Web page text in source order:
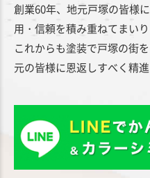
創業60年、地元戸塚の皆様
用・信頼を積み重ねてまいり
これからも塗装で戸塚の街
元の皆様に恩返しすべく精